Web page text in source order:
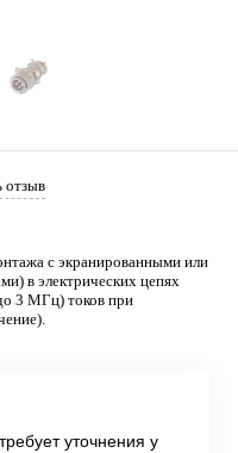
отзыв
с экранированными или
в электрических цепях
3 МГц) токов при
уточнения у